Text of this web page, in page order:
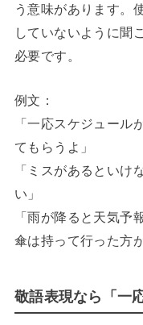
う意味があります。
していないように聞
必要です。
例文：
「一応スケジュール
てもらうよ」
「ミスがあるといけ
い」
「雨が降ると天気予
傘は持って行った方
敬語表現なら「一